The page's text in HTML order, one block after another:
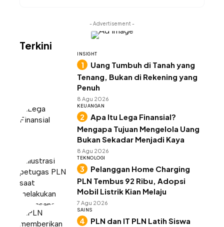
- Advertisement -
Terkini
INSIGHT
Uang Tumbuh di Tanah yang
Tenang, Bukan di Rekening yang
Penuh
8 Agu 2026
KEUANGAN
Apa Itu Lega Finansial?
Mengapa Tujuan Mengelola Uang
Bukan Sekadar Menjadi Kaya
8 Agu 2026
TEKNOLOGI
Pelanggan Home Charging
PLN Tembus 92 Ribu, Adopsi
Mobil Listrik Kian Melaju
7 Agu 2026
SAINS
PLN dan IT PLN Latih Siswa